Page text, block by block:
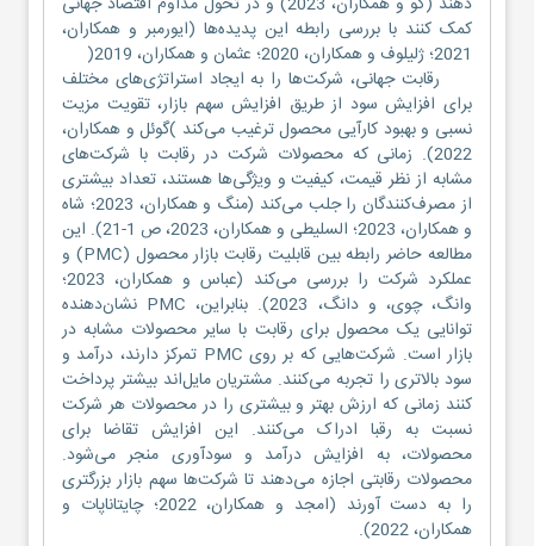
کمک کنند با بررسی رابطه این پدیده‌ها (ایورمبر و همکاران،
2021؛ ژلیلوف و همکاران، 2020؛ عثمان و همکاران، 2019(
رقابت جهانی، شرکت‌ها را به ایجاد استراتژی‌های مختلف
برای افزایش سود از طریق افزایش سهم بازار، تقویت مزیت
نسبی و بهبود کارآیی محصول ترغیب می‌کند )گوئل و همکاران،
2022). زمانی که محصولات شرکت در رقابت با شرکت‌های
مشابه از نظر قیمت، کیفیت و ویژگی‌ها هستند، تعداد بیشتری
از مصرف‌کنندگان را جلب می‌کند (منگ و همکاران، 2023؛ شاه
و همکاران، 2023؛ السلیطی و همکاران، 2023، ص 1-21). این
مطالعه حاضر رابطه بین قابلیت رقابت بازار محصول (PMC) و
عملکرد شرکت را بررسی می‌کند (عباس و همکاران، 2023؛
وانگ، چوی، و دانگ، 2023). بنابراین، PMC نشان‌دهنده
توانایی یک محصول برای رقابت با سایر محصولات مشابه در
بازار است. شرکت‌هایی که بر روی PMC تمرکز دارند، درآمد و
سود بالاتری را تجربه می‌کنند. مشتریان مایل‌اند بیشتر پرداخت
کنند زمانی که ارزش بهتر و بیشتری را در محصولات هر شرکت
نسبت به رقبا ادراک می‌کنند. این افزایش تقاضا برای
محصولات، به افزایش درآمد و سودآوری منجر می‌شود.
محصولات رقابتی اجازه می‌دهند تا شرکت‌ها سهم بازار بزرگتری
را به دست آورند (امجد و همکاران، 2022؛ چایتاناپات و
همکاران، 2022).